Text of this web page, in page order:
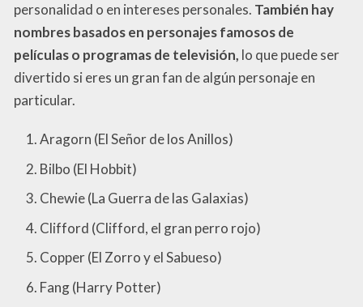
personalidad o en intereses personales. También hay
nombres basados en personajes famosos de
películas o programas de televisión, lo que puede ser
divertido si eres un gran fan de algún personaje en
particular.
Aragorn (El Señor de los Anillos)
Bilbo (El Hobbit)
Chewie (La Guerra de las Galaxias)
Clifford (Clifford, el gran perro rojo)
Copper (El Zorro y el Sabueso)
Fang (Harry Potter)